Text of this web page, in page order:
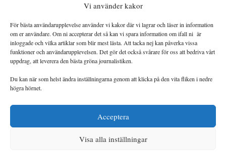
Vi använder kakor
För bästa användarupplevelse använder vi kakor där vi lagrar och läser in information
om er användare. Om ni accepterar det så kan vi spara information om ifall ni är
inloggade och vilka artiklar som blir mest lästa. Att tacka nej kan påverka vissa
funktioner och användarupplevelsen. Det gör det också svårare för oss att bedriva vårt
uppdrag, att leverera den bästa gröna journalistiken.
Du kan när som helst ändra inställningarna genom att klicka på den vita fliken i nedre
högra hörnet.
Acceptera
Visa alla inställningar
Landets Fria Tidning är en nyhetstidning med bred bevakning av
det viktigaste som händer lokalt och globalt och med fokus på
omställningsrörelsen. En omställning till ett hållbart samhälle går
både via starka och lika rättigheter för alla människor, minskade
ekonomiska och sociala klyftor, samt utrymme för allt levande att
utvecklas och frodas.